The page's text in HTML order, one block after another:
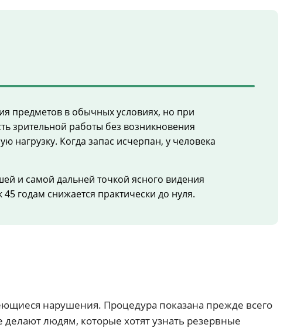
предметов в обычных условиях, но при
зрительной работы без возникновения
Когда запас исчерпан, у человека
и самой дальней точкой ясного видения
годам снижается практически до нуля.
нарушения. Процедура показана прежде всего
людям, которые хотят узнать резервные